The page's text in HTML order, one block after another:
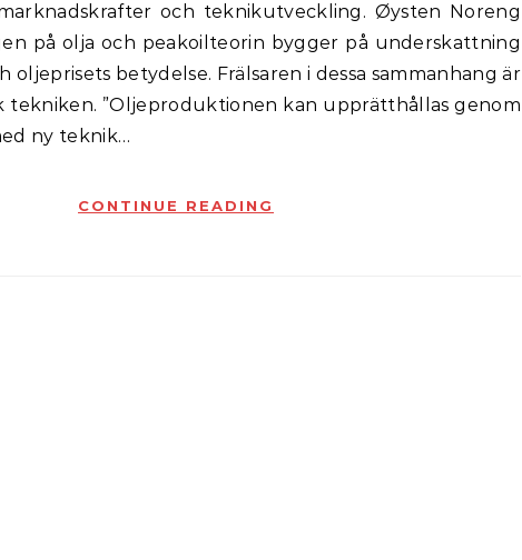
och teknikutveckling. Øysten Noreng
på olja och peakoilteorin bygger på underskattning
oljeprisets betydelse. Frälsaren i dessa sammanhang är
tekniken. ”Oljeproduktionen kan upprätthållas genom
ny teknik…
CONTINUE READING